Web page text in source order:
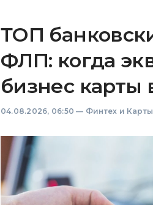
ТОП
ФЛП: когда
бизнес карты
04.08.2026, 06:50 — Финтех и Карты